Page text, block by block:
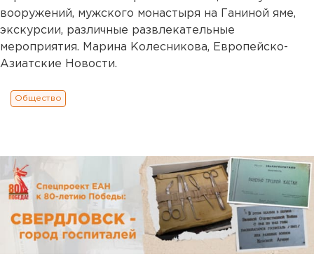
вооружений, мужского монастыря на Ганиной яме,
экскурсии, различные развлекательные
мероприятия. Марина Колесникова, Европейско-
Азиатские Новости.
Общество